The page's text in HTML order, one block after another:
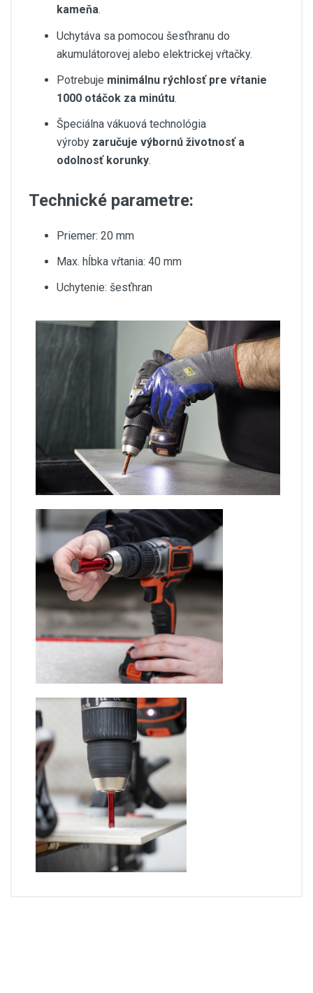
kameňa.
Uchytáva sa pomocou šesťhranu do
akumulátorovej alebo elektrickej vŕtačky.
Potrebuje minimálnu rýchlosť pre vŕtanie
1000 otáčok za minútu.
Špeciálna vákuová technológia
výroby zaručuje výbornú životnosť a
odolnosť korunky.
Technické parametre:
Priemer: 20 mm
Max. hĺbka vŕtania: 40 mm
Uchytenie: šesťhran